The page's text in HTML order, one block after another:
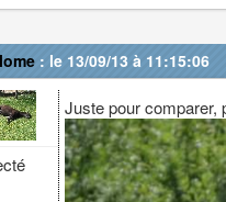
: le 13/09/13 à 11:15:06
Juste pour comparer,